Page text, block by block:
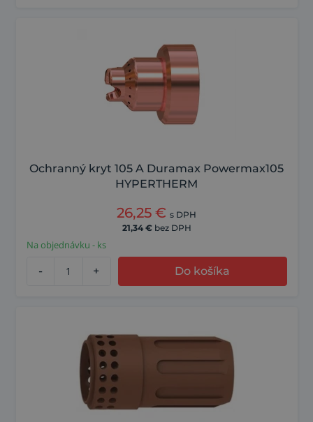
Ochranný kryt 105 A Duramax Powermax105
HYPERTHERM
26,25 € s DPH
21,34 € bez DPH
Na objednávku - ks
- + Do košíka